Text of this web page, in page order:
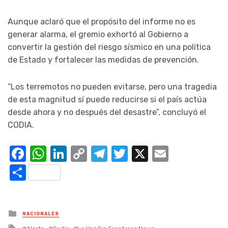
Aunque aclaró que el propósito del informe no es
generar alarma, el gremio exhortó al Gobierno a
convertir la gestión del riesgo sísmico en una política
de Estado y fortalecer las medidas de prevención.
“Los terremotos no pueden evitarse, pero una tragedia
de esta magnitud sí puede reducirse si el país actúa
desde ahora y no después del desastre”, concluyó el
CODIA.
Facebook
WhatsApp
LinkedIn
CopyTelegram
Twitter
X
Compartir
Posted
in
NACIONALES